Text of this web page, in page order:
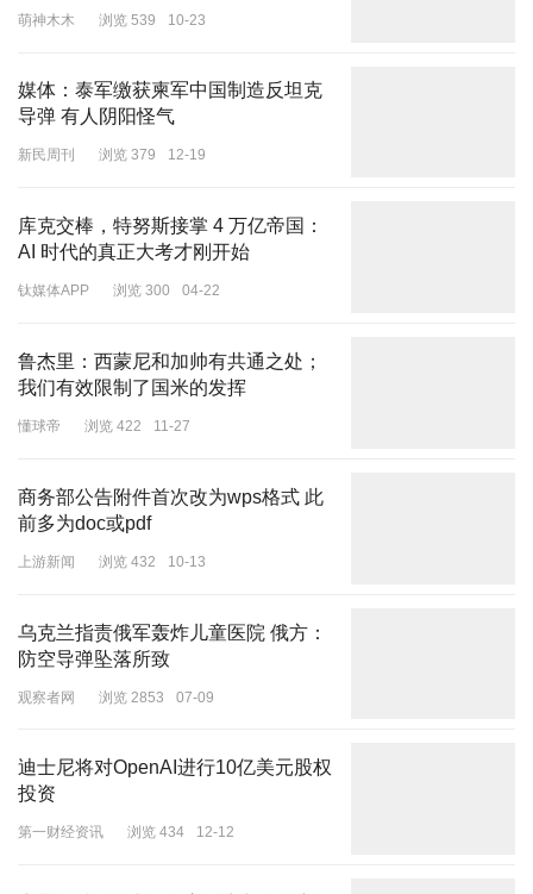
样。
他现在并没有完全淡出大众视野，反而变得更接地气，不仅拍短视
萌神木木 浏览 539 10-23
媒体：泰军缴获柬军中国制造反坦克
导弹 有人阴阳怪气
新民周刊 浏览 379 12-19
库克交棒，特努斯接掌 4 万亿帝国：
AI 时代的真正大考才刚开始
钛媒体APP 浏览 300 04-22
鲁杰里：西蒙尼和加帅有共通之处；
我们有效限制了国米的发挥
懂球帝 浏览 422 11-27
商务部公告附件首次改为wps格式 此
前多为doc或pdf
上游新闻 浏览 432 10-13
乌克兰指责俄军轰炸儿童医院 俄方：
防空导弹坠落所致
观察者网 浏览 2853 07-09
迪士尼将对OpenAI进行10亿美元股权
投资
第一财经资讯 浏览 434 12-12